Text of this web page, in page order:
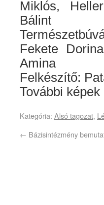
Miklós,
Bálint
Fekete
Amina
Felkészítő:
További képek
Kategória: Alsó tagozat,
← Bázisintézmény